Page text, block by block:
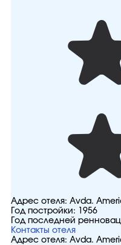
Адрес отеля: Avda.
Год постройки:
1956
Год последней
Контакты отеля
Адрес отеля: Avda.